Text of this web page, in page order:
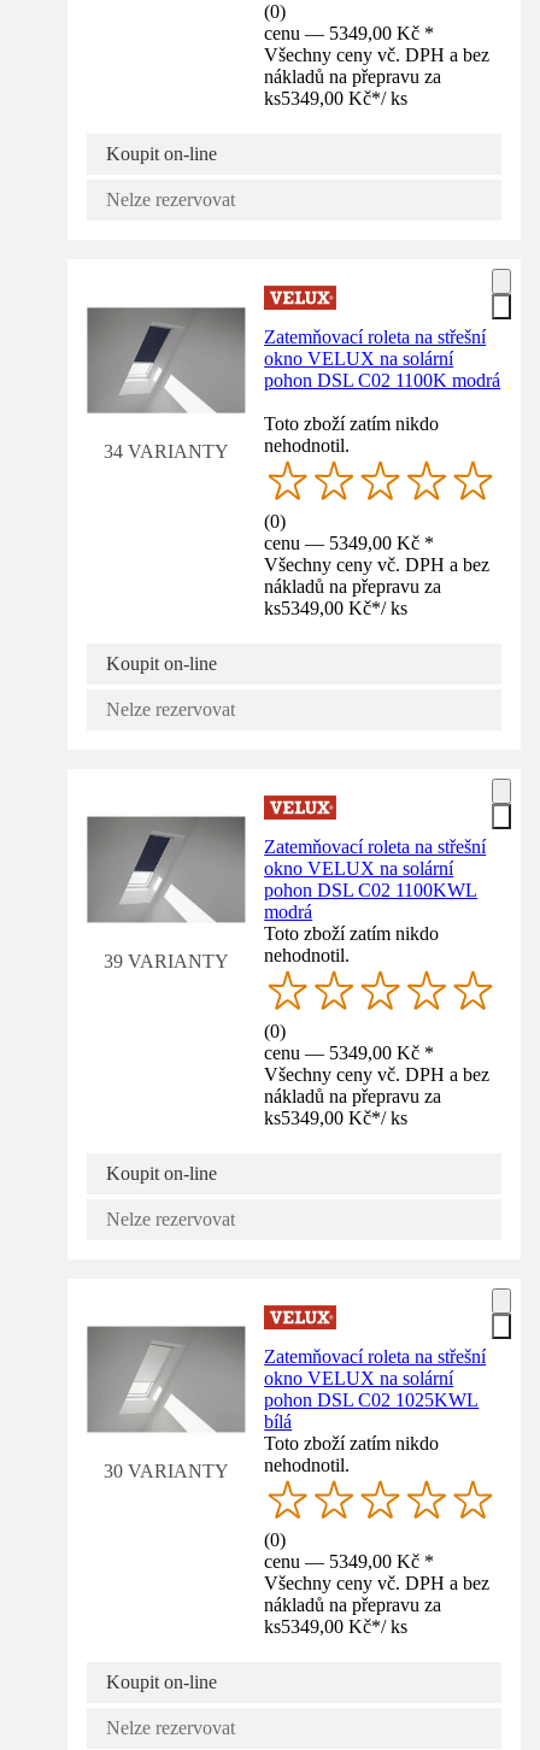
(0)
cenu — 5349,00 Kč *
Všechny ceny vč. DPH a bez
nákladů na přepravu za
ks5349,00 Kč*/ ks
Koupit on-line
Nelze rezervovat
34 VARIANTY
Zatemňovací roleta na střešní
okno VELUX na solární
pohon DSL C02 1100K modrá
Toto zboží zatím nikdo
nehodnotil.
(0)
cenu — 5349,00 Kč *
Všechny ceny vč. DPH a bez
nákladů na přepravu za
ks5349,00 Kč*/ ks
Koupit on-line
Nelze rezervovat
39 VARIANTY
Zatemňovací roleta na střešní
okno VELUX na solární
pohon DSL C02 1100KWL
modrá
Toto zboží zatím nikdo
nehodnotil.
(0)
cenu — 5349,00 Kč *
Všechny ceny vč. DPH a bez
nákladů na přepravu za
ks5349,00 Kč*/ ks
Koupit on-line
Nelze rezervovat
30 VARIANTY
Zatemňovací roleta na střešní
okno VELUX na solární
pohon DSL C02 1025KWL
bílá
Toto zboží zatím nikdo
nehodnotil.
(0)
cenu — 5349,00 Kč *
Všechny ceny vč. DPH a bez
nákladů na přepravu za
ks5349,00 Kč*/ ks
Koupit on-line
Nelze rezervovat